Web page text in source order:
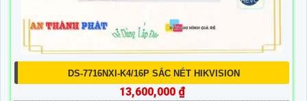
DS-7716NXI-K4/16P SẮC NÉT HIKVISION
13,600,000 ₫